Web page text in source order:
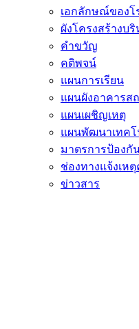
เอกลักษณ์ของโ
ผังโครงสร้างบ
คำขวัญ
คติพจน์
แผนการเรียน
แผนผังอาคารส
แผนเผชิญเหตุ
แผนพัฒนาเทคโ
มาตรการป้องกั
ช่องทางแจ้งเห
ข่าวสาร